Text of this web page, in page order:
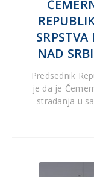
NAD
Predsednik
je da je
stradanja u